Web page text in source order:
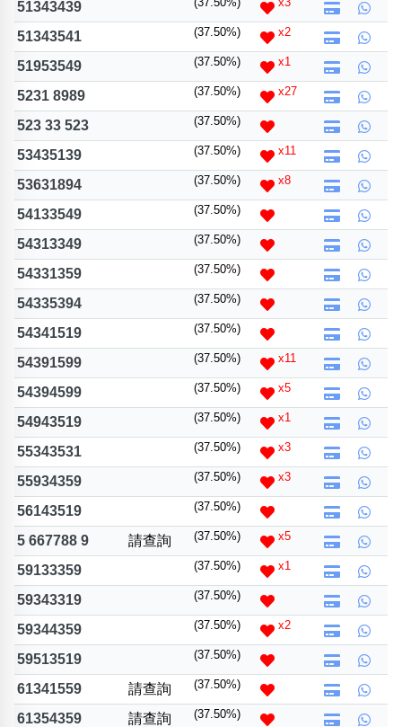
幸運號分類
幸運分類
基本分類
位置分類
包含數字
次數分類
生日分類
風水號分類
生天延/貴財成
五行
易經六四卦象
清除全部分類
搜尋
51343439
51343541 (37.50%) x2
51953549 (37.50%) x1
5231 8989 (37.50%) x27
523 33 523 (37.50%)
53435139 (37.50%) x11
53631894 (37.50%) x8
54133549 (37.50%)
54313349 (37.50%)
54331359 (37.50%)
54335394 (37.50%)
54341519 (37.50%)
54391599 (37.50%) x11
54394599 (37.50%) x5
54943519 (37.50%) x1
55343531 (37.50%) x3
55934359 (37.50%) x3
56143519 (37.50%)
5 667788 9 請查詢 (37.50%) x5
59133359 (37.50%) x1
59343319 (37.50%)
59344359 (37.50%) x2
59513519 (37.50%)
61341559 請查詢 (37.50%)
61354359 請查詢 (37.50%)